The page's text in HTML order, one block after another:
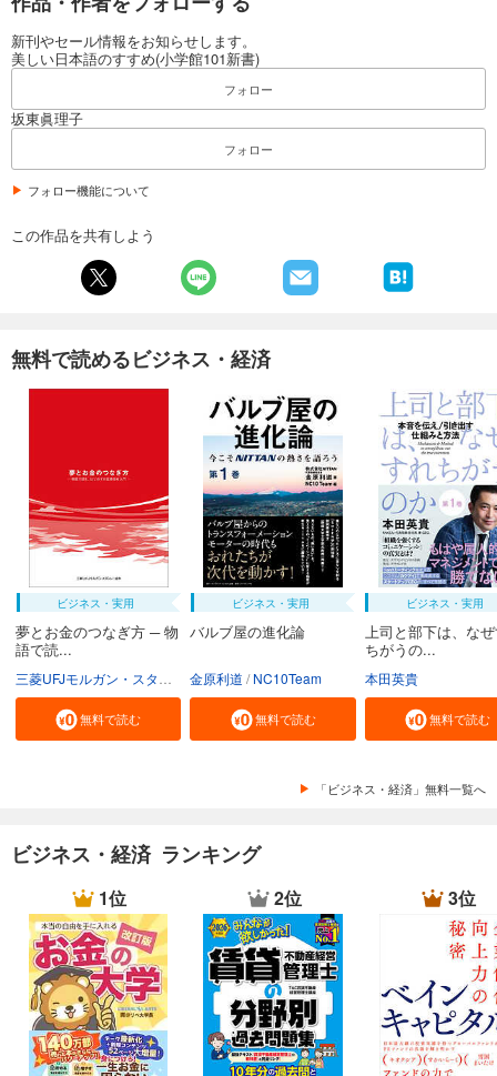
新刊やセール情報をお知らせします。
美しい日本語のすすめ(小学館101新書)
フォロー
坂東眞理子
フォロー
フォロー機能について
この作品を共有しよう
無料で読めるビジネス・経済
ビジネス・実用
夢とお金のつなぎ方 ─ 物
語で読...
無料で読む
ビジネス・実用
バルブ屋の進化論
金原利道 NC10Team
無料で読む
ビジネス・実用
上司と部下は、な
ちがうの...
本田英貴
無料で読む
「ビジネス・経済」無料一覧へ
ビジネス・経済 ランキング
1位 2位 3位